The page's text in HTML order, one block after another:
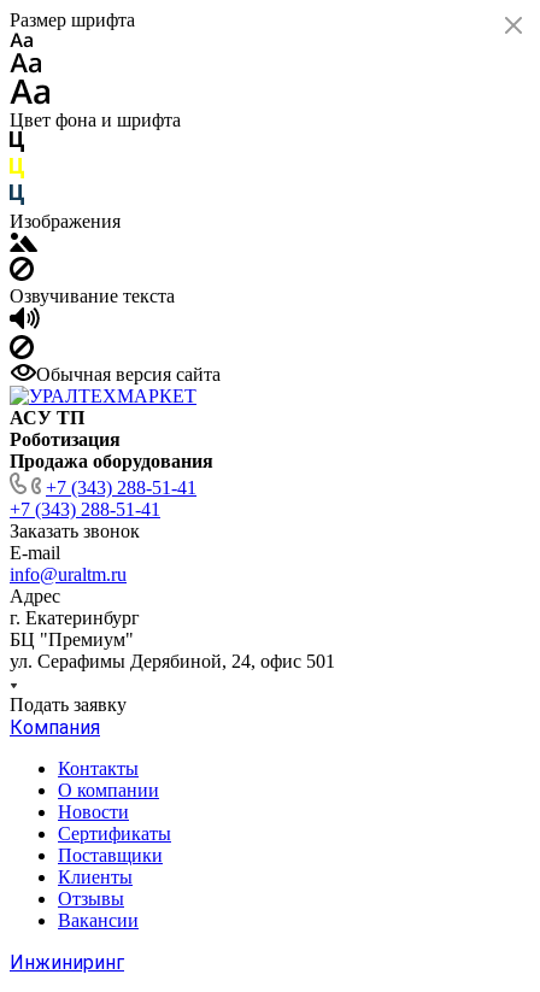
Размер шрифта
Цвет фона и шрифта
Изображения
Озвучивание текста
Обычная версия сайта
АСУ ТП
Роботизация
Продажа оборудования
+7 (343) 288-51-41
+7 (343) 288-51-41
Заказать звонок
E-mail
info@uraltm.ru
Адрес
г. Екатеринбург
БЦ "Премиум"
ул. Серафимы Дерябиной, 24, офис 501
Подать заявку
Компания
Контакты
О компании
Новости
Сертификаты
Поставщики
Клиенты
Отзывы
Вакансии
Инжиниринг